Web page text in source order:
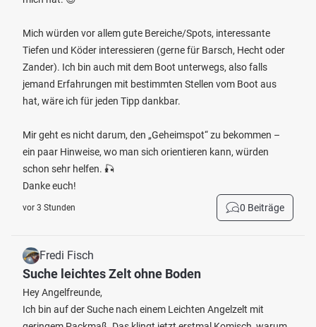
Mich würden vor allem gute Bereiche/Spots, interessante
Tiefen und Köder interessieren (gerne für Barsch, Hecht oder
Zander). Ich bin auch mit dem Boot unterwegs, also falls
jemand Erfahrungen mit bestimmten Stellen vom Boot aus
hat, wäre ich für jeden Tipp dankbar.
Mir geht es nicht darum, den „Geheimspot“ zu bekommen –
ein paar Hinweise, wo man sich orientieren kann, würden
schon sehr helfen. 🎣
Danke euch!
vor 3 Stunden 0 Beiträge
Fredi Fisch
Suche leichtes Zelt ohne Boden
Hey Angelfreunde,
Ich bin auf der Suche nach einem Leichten Angelzelt mit